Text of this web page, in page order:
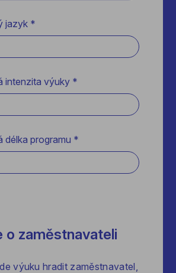
jazyk *
intenzita výuky *
délka programu *
o zaměstnavateli
výuku hradit zaměstnavatel,